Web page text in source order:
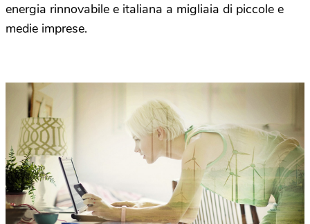
energia rinnovabile e italiana a migliaia di piccole e
medie imprese.